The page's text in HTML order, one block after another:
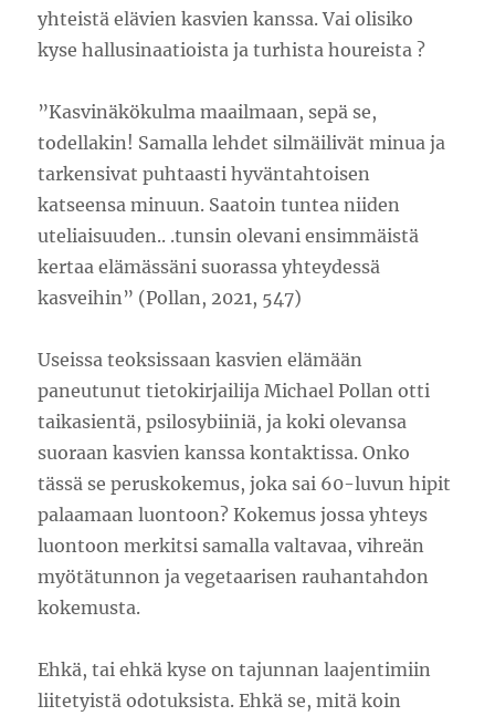
yhteistä elävien kasvien kanssa. Vai olisiko
kyse hallusinaatioista ja turhista houreista ?
”Kasvinäkökulma maailmaan, sepä se,
todellakin! Samalla lehdet silmäilivät minua ja
tarkensivat puhtaasti hyväntahtoisen
katseensa minuun. Saatoin tuntea niiden
uteliaisuuden.. .tunsin olevani ensimmäistä
kertaa elämässäni suorassa yhteydessä
kasveihin” (Pollan, 2021, 547)
Useissa teoksissaan kasvien elämään
paneutunut tietokirjailija Michael Pollan otti
taikasientä, psilosybiiniä, ja koki olevansa
suoraan kasvien kanssa kontaktissa. Onko
tässä se peruskokemus, joka sai 60-luvun hipit
palaamaan luontoon? Kokemus jossa yhteys
luontoon merkitsi samalla valtavaa, vihreän
myötätunnon ja vegetaarisen rauhantahdon
kokemusta.
Ehkä, tai ehkä kyse on tajunnan laajentimiin
liitetyistä odotuksista. Ehkä se, mitä koin